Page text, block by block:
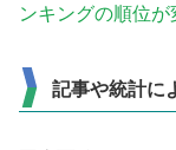
ンキングの順位
記事や統計に